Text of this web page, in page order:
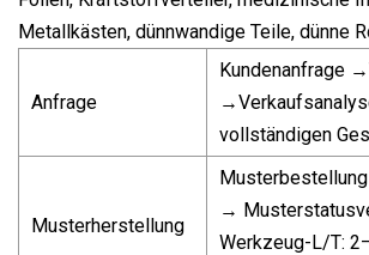
Metallkästen, dünnwandige Teile, dünne
Anfrage
Kundenanfrage
vollständigen
Musterherstellung
→
Werkzeug-L/T: